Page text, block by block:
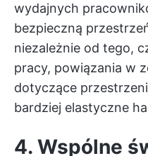
wydajnych
bezpieczną
niezależnie od tego,
pracy, powiązania w
dotyczące
bardziej elastyczne
4. Wspólne